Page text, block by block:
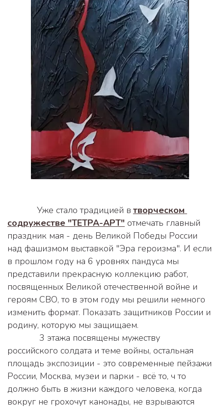
            Уже стало традицией в
творческом
содружестве "ТЕТРА-АРТ" отмечать главный
праздник мая - день Великой Победы России
над фашизмом выставкой "Эра героизма". И если
в прошлом году на 6 уровнях пандуса мы
представили прекрасную коллекцию работ,
посвященных Великой отечественной войне и
героям СВО, то в этом году мы решили немного
изменить формат. Показать защитников России и
родину, которую мы защищаем.
российского солдата и теме войны, остальная
площадь экспозиции - это современные пейзажи
России, Москва, музеи и парки - всё то, ч то
должно быть в жизни каждого человека, когда
вокруг не грохочут канонады, не взрываются